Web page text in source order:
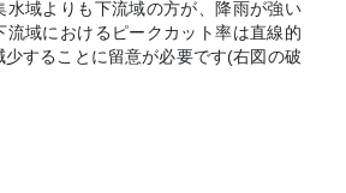
水域よりも下流域の方が、降雨が強い
流域におけるピークカット率は直線的
することに留意が必要です(右図の破